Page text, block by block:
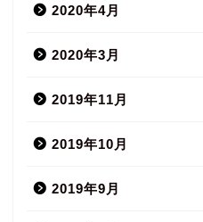
2020年4月
2020年3月
2019年11月
2019年10月
2019年9月